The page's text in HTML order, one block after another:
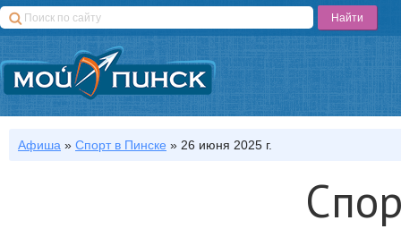
Афиша » Спортв Пинске » 26 июня 2025 г.